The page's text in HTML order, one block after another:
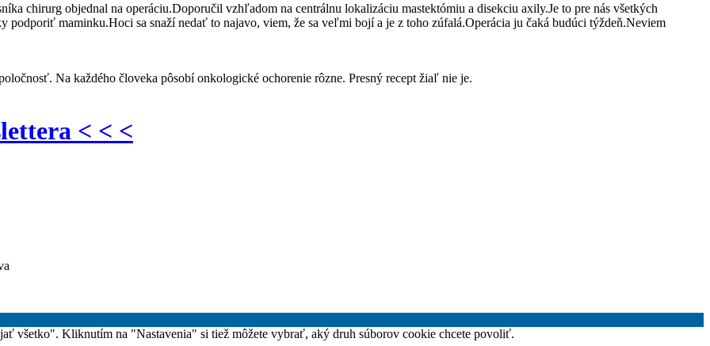
chirurg objednal na operáciu.Doporučil vzhľadom na centrálnu lokalizáciu mastektómiu a disekciu axily.Je to pre nás všetkých
podporiť maminku.Hoci sa snaží nedať to najavo, viem, že sa veľmi bojí a je z toho zúfalá.Operácia ju čaká budúci týždeň.Neviem
Na každého človeka pôsobí onkologické ochorenie rôzne. Presný recept žiaľ nie je.
< < <
všetko". Kliknutím na "Nastavenia" si tiež môžete vybrať, aký druh súborov cookie chcete povoliť.